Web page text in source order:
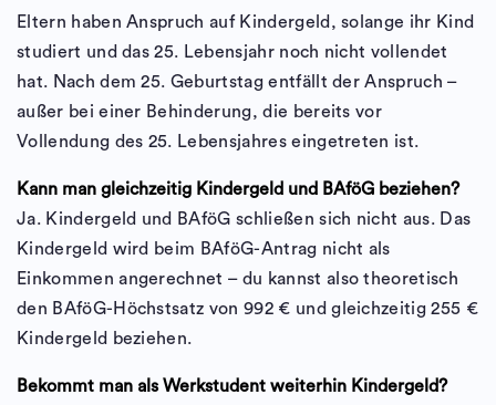
Eltern haben Anspruch auf Kindergeld, solange ihr Kind
studiert und das 25. Lebensjahr noch nicht vollendet
hat. Nach dem 25. Geburtstag entfällt der Anspruch –
außer bei einer Behinderung, die bereits vor
Vollendung des 25. Lebensjahres eingetreten ist.
Kann man gleichzeitig Kindergeld und BAföG beziehen?
Ja. Kindergeld und BAföG schließen sich nicht aus. Das
Kindergeld wird beim BAföG-Antrag nicht als
Einkommen angerechnet – du kannst also theoretisch
den BAföG-Höchstsatz von 992 € und gleichzeitig 255 €
Kindergeld beziehen.
Bekommt man als Werkstudent weiterhin Kindergeld?